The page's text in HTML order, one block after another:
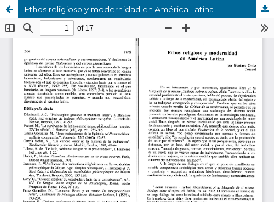
Ethos religioso y modernidad en América Latina